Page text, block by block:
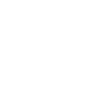
nos vemos la
practicando.